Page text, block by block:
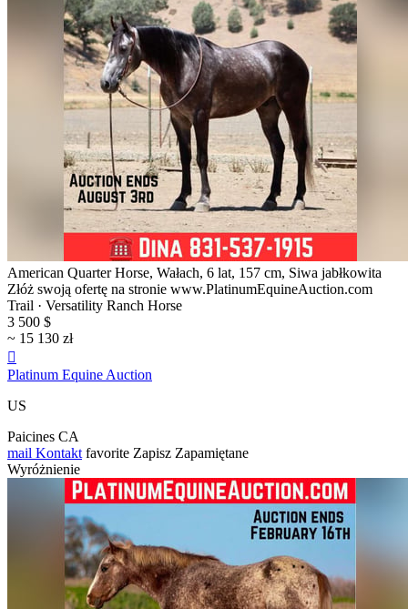
American Quarter Horse, Wałach, 6 lat, 157 cm, Siwa jabłkowita
Złóż swoją ofertę na stronie www.PlatinumEquineAuction.com
Trail · Versatility Ranch Horse
3 500 $
~ 15 130 zł

Platinum Equine Auction
US
Paicines CA
mail Kontakt favorite Zapisz Zapamiętane
Wyróżnienie